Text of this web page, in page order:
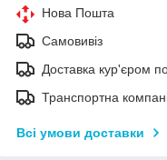
Нова Пошта
Самовивіз
Доставка кур'єром
Транспортна
Всі умови доставки